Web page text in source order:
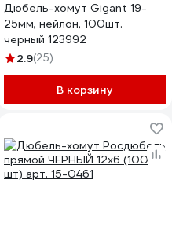
Дюбель-хомут Gigant 19-
25мм, нейлон, 100шт.
черный 123992
2.9(25)
В корзину